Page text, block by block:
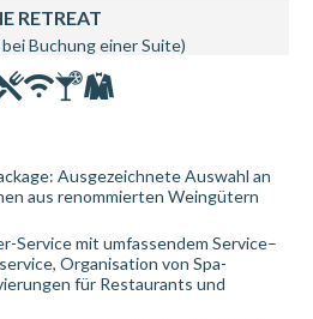
RETREAT
Buchung einer Suite)
Ausgezeichnete Auswahl an
aus renommierten Weingütern
Service mit umfassendem Service–
Organisation von Spa-
für Restaurants und